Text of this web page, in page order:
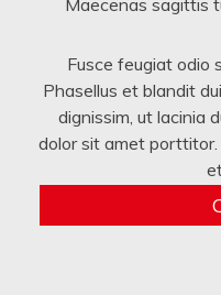
Maecenas sagittis
Fusce feugiat odio
Phasellus et blandit
dignissim, ut lacinia
dolor sit amet